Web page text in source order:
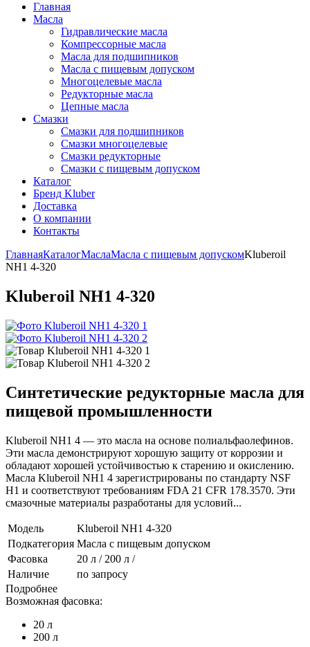
Главная
Масла
Гидравлические масла
Компрессорные масла
Масла для подшипников
Масла с пищевым допуском
Многоцелевые масла
Редукторные масла
Цепные масла
Смазки
Смазки для подшипников
Смазки многоцелевые
Смазки редукторные
Смазки с пищевым допуском
Каталог
Бренд Kluber
Доставка
О компании
Контакты
ГлавнаяКаталогМаслаМасла с пищевым допускомKluberoil
NH1 4-320
Kluberoil NH1 4-320
Синтетические редукторные масла для
пищевой промышленности
Kluberoil NH1 4 — это масла на основе полиальфаолефинов.
Эти масла демонстрируют хорошую защиту от коррозии и
обладают хорошей устойчивостью к старению и окислению.
Масла Kluberoil NH1 4 зарегистрированы по стандарту NSF
H1 и соответствуют требованиям FDA 21 CFR 178.3570. Эти
смазочные материалы разработаны для условий...
Модель
Kluberoil NH1 4-320
Подкатегория Масла с пищевым допуском
Фасовка
20 л / 200 л /
Наличие
по запросу
Подробнее
Возможная фасовка:
20 л
200 л